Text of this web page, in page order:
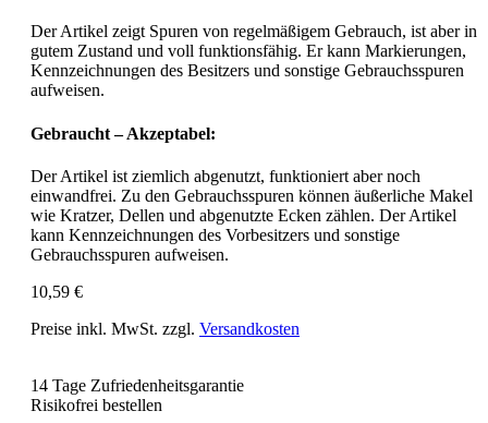
Der Artikel zeigt Spuren von regelmäßigem Gebrauch, ist aber in
gutem Zustand und voll funktionsfähig. Er kann Markierungen,
Kennzeichnungen des Besitzers und sonstige Gebrauchsspuren
aufweisen.
Gebraucht – Akzeptabel:
Der Artikel ist ziemlich abgenutzt, funktioniert aber noch
einwandfrei. Zu den Gebrauchsspuren können äußerliche Makel
wie Kratzer, Dellen und abgenutzte Ecken zählen. Der Artikel
kann Kennzeichnungen des Vorbesitzers und sonstige
Gebrauchsspuren aufweisen.
10,59 €
Preise inkl. MwSt. zzgl. Versandkosten
14 Tage Zufriedenheitsgarantie
Risikofrei bestellen